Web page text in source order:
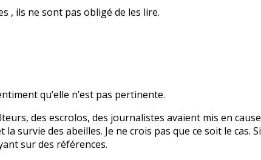
, ils ne sont pas obligé de les lire.
qu’elle n’est pas pertinente.
des escrolos, des journalistes avaient mis en cause
survie des abeilles. Je ne crois pas que ce soit le cas. Si
sur des références.